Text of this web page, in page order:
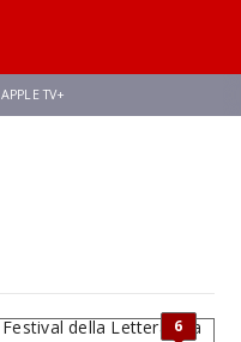
APPLE TV+
6